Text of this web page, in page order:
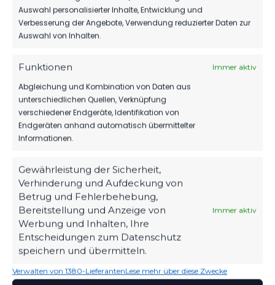
Auswahl personalisierter Inhalte, Entwicklung und
Verbesserung der Angebote, Verwendung reduzierter Daten zur
Auswahl von Inhalten.
Funktionen Immer aktiv
Abgleichung und Kombination von Daten aus
unterschiedlichen Quellen, Verknüpfung
verschiedener Endgeräte, Identifikation von
Endgeräten anhand automatisch übermittelter
Informationen.
Gewährleistung der Sicherheit,
Verhinderung und Aufdeckung von
Betrug und Fehlerbehebung,
Bereitstellung und Anzeige von
Werbung und Inhalten, Ihre
Entscheidungen zum Datenschutz
speichern und übermitteln.
Immer aktiv
Verwalten von 1380-LieferantenLese mehr über diese Zwecke
1.MÄNNER
WIR VERPFLICHTEN TILL JACOBI!
166
OFFIZIELLE VEREINSSEITE